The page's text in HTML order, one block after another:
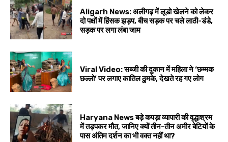
Aligarh News: अलीगढ़ में लूडो खेलने को लेकर
दो पक्षों में हिंसक झड़प, बीच सड़क पर चले लाठी-डंडे,
सड़क पर लगा लंबा जाम
Viral Video: सब्जी की दुकान में महिला ने ‘छम्मक
छल्लो’ पर लगाए कातिल ठुमके, देखते रह गए लोग
Haryana News बड़े कपड़ा व्यापारी की वृद्धाश्रम
में तड़पकर मौत, जानिए क्यों तीन-तीन अमीर बेटियों के
पास अंतिम दर्शन का भी वक्त नहीं था?